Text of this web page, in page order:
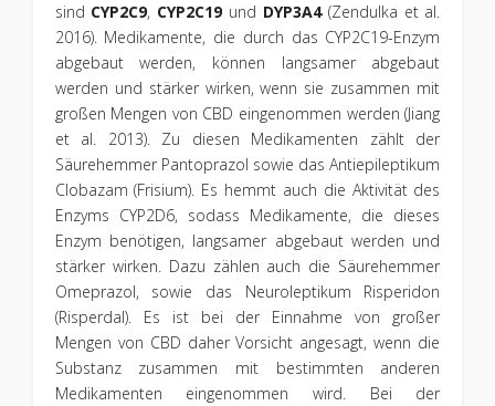
sind CYP2C9, CYP2C19 und DYP3A4(Zendulka et al.
2016). Medikamente, die durch das CYP2C19-Enzym
abgebaut werden, können langsamer abgebaut
werden und stärker wirken, wenn sie zusammen mit
großen Mengen von CBD eingenommen werden (Jiang
et al. 2013). Zu diesen Medikamenten zählt der
Säurehemmer Pantoprazol sowie das Antiepileptikum
Clobazam (Frisium). Es hemmt auch die Aktivität des
Enzyms CYP2D6, sodass Medikamente, die dieses
Enzym benötigen, langsamer abgebaut werden und
stärker wirken. Dazu zählen auch die Säurehemmer
Omeprazol, sowie das Neuroleptikum Risperidon
(Risperdal). Es ist bei der Einnahme von großer
Mengen von CBD daher Vorsicht angesagt, wenn die
Substanz zusammen mit bestimmten anderen
Medikamenten eingenommen wird. Bei der